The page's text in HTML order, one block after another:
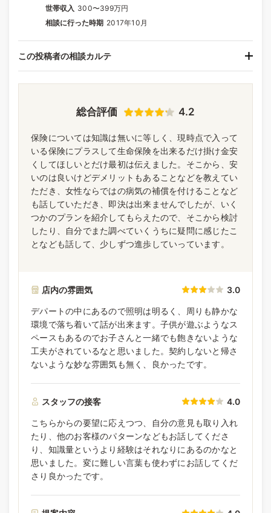
世帯収入 300〜399万円
相談に行った時期 2017年10月
この投稿者の相談カルテ
総合評価 4.2
保険については知識は無いに等しく、現時点で入って
いる保険にプラスして生命保険を出来るだけ掛け金安
くしてほしいとだけ最初は伝えました。そこから、安
いのは良いけどデメリットもあることなどを教えてい
ただき、女性ならではの病気の補償を付けることなど
も話していただき、即決は出来ませんでしたが、いく
つかのプランを紹介してもらえたので、そこから検討
したり、自分でまた調べていくうちに疑問に感じたこ
となども話して、少しずつ進歩していっています。
店内の雰囲気 3.0
デパートの中にあるので照明は明るく、周りも静かな
環境で落ち着いて話が出来ます。子供が遊ぶようなス
ペースもあるのでお子さんと一緒でも飽きないような
工夫がされているなと思いました。契約しないと帰さ
ないような妙な雰囲気も無く、良かったです。
スタッフの接客 4.0
こちらからの要望に応えつつ、自分の意見も取り入れ
たり、他のお客様のパターンなどもお話してくださ
り、知識量というより経験はそれなりにあるのかなと
思いました。変に難しい言葉も使わずにお話してくだ
さり良かったです。